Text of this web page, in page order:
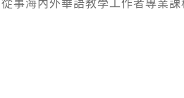
事海內外華語教學工作者專業